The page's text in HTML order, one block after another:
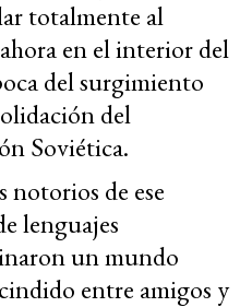
totalmente al
en el interior del
del surgimiento
del
Soviética.
notorios de ese
lenguajes
un mundo
entre amigos y